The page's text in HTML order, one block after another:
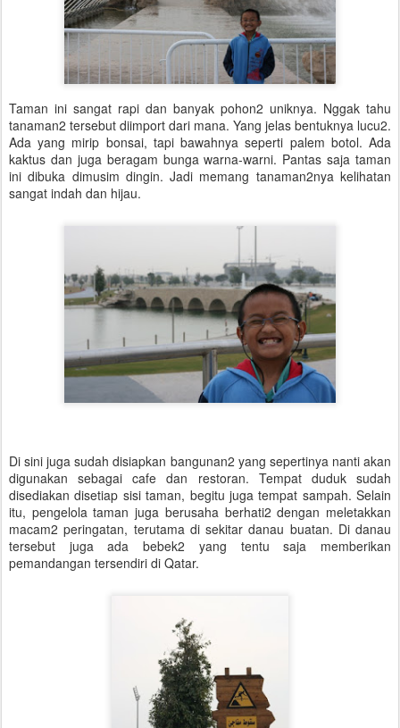
Taman ini sangat rapi dan banyak pohon2 uniknya. Nggak tahu
tanaman2 tersebut diimport dari mana. Yang jelas bentuknya lucu2.
Ada yang mirip bonsai, tapi bawahnya seperti palem botol. Ada
kaktus dan juga beragam bunga warna-warni. Pantas saja taman
ini dibuka dimusim dingin. Jadi memang tanaman2nya kelihatan
sangat indah dan hijau.
Di sini juga sudah disiapkan bangunan2 yang sepertinya nanti akan
digunakan sebagai cafe dan restoran. Tempat duduk sudah
disediakan disetiap sisi taman, begitu juga tempat sampah. Selain
itu, pengelola taman juga berusaha berhati2 dengan meletakkan
macam2 peringatan, terutama di sekitar danau buatan. Di danau
tersebut juga ada bebek2 yang tentu saja memberikan
pemandangan tersendiri di Qatar.